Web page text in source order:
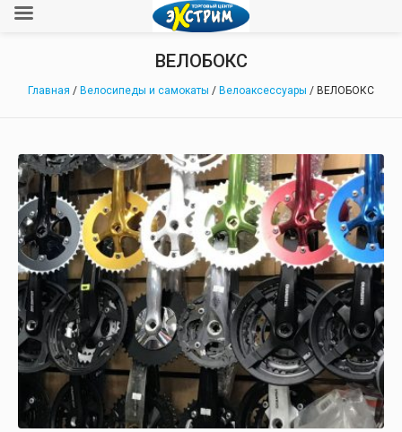
ВЕЛОБОКС
Главная / Велосипеды и самокаты / Велоаксессуары / ВЕЛОБОКС